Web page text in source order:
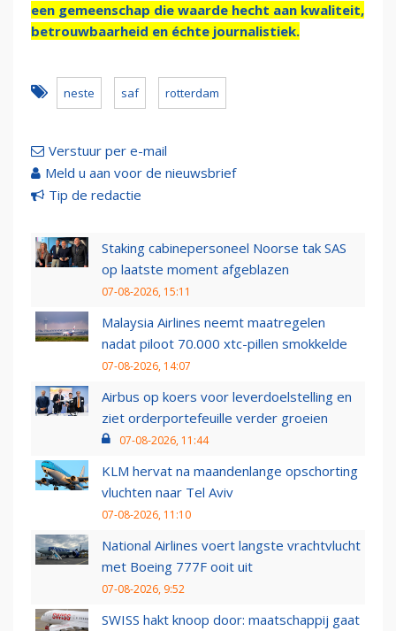
een gemeenschap die waarde hecht aan kwaliteit,
betrouwbaarheid en échte journalistiek.
neste saf rotterdam
Verstuur per e-mail
Meld u aan voor de nieuwsbrief
Tip de redactie
Staking cabinepersoneel Noorse tak SAS
op laatste moment afgeblazen
07-08-2026, 15:11
Malaysia Airlines neemt maatregelen
nadat piloot 70.000 xtc-pillen smokkelde
07-08-2026, 14:07
Airbus op koers voor leverdoelstelling en
ziet orderportefeuille verder groeien
07-08-2026, 11:44
KLM hervat na maandenlange opschorting
vluchten naar Tel Aviv
07-08-2026, 11:10
National Airlines voert langste vrachtvlucht
met Boeing 777F ooit uit
07-08-2026, 9:52
SWISS hakt knoop door: maatschappij gaat